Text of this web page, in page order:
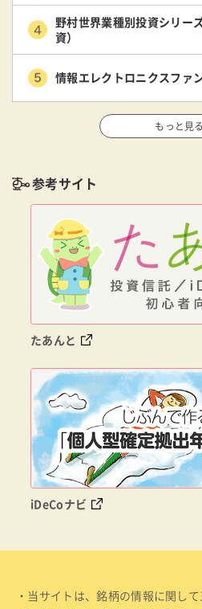
野村世界業種別投資シリー
資）
情報エレクトロニクスファ
もっと見る
参考サイト
たあんと
iDeCoナビ
・当サイトは、銘柄の情報に関し